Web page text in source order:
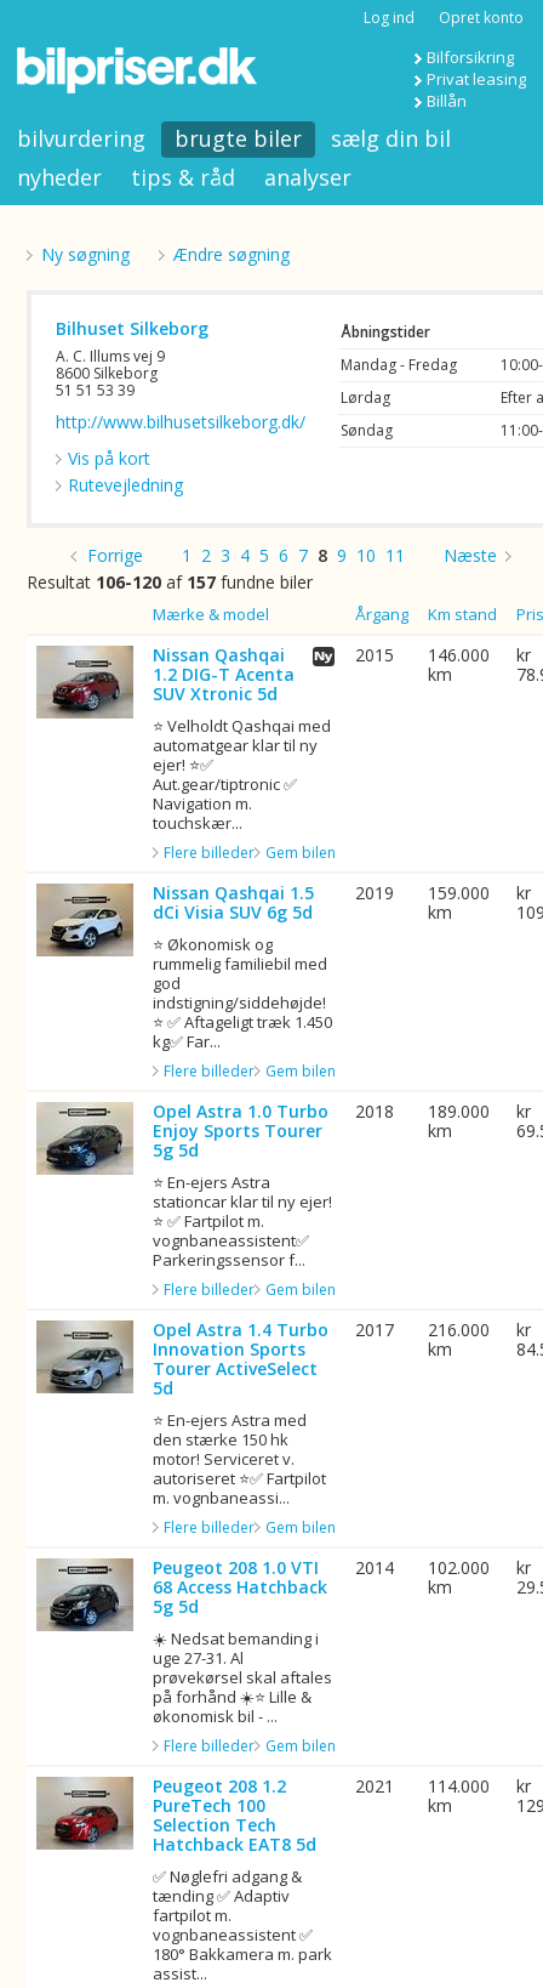
Log ind Opret konto
Bilforsikring
Privat leasing
Billån
bilvurdering brugte biler
sælg din bil
nyheder
tips & råd analyser
Ny søgning Ændre søgning
Bilhuset Silkeborg
A. C. Illums vej 9
8600 Silkeborg
51 51 53 39
http://www.bilhusetsilkeborg.dk/
Vis på kort
Rutevejledning
Åbningstider
Mandag - Fredag
Lørdag
Efter
Søndag
Forrige 1 2 3 4 5 6 7 8 9 10 11
Næste
Resultat 106-120 af 157 fundne biler
Mærke & model Årgang Km stand
Nissan Qashqai
1.2 DIG-T Acenta
SUV Xtronic 5d
⭐ Velholdt Qashqai med
automatgear klar til ny
ejer! ⭐✅
Aut.gear/tiptronic ✅
Navigation m.
touchskær...
Gem bilen
Flere billeder
2015
146.000
km
kr
Nissan Qashqai 1.5
dCi Visia SUV 6g 5d
⭐ Økonomisk og
rummelig familiebil med
god
indstigning/siddehøjde!
⭐ ✅ Aftageligt træk 1.450
kg✅ Far...
Gem bilen
Flere billeder
2019
159.000
km
kr
Opel Astra 1.0 Turbo
Enjoy Sports Tourer
5g 5d
⭐ En-ejers Astra
stationcar klar til ny ejer!
⭐ ✅ Fartpilot m.
vognbaneassistent✅
Parkeringssensor f...
Gem bilen
Flere billeder
2018
189.000
km
kr
Opel Astra 1.4 Turbo
Innovation Sports
Tourer ActiveSelect
5d
⭐ En-ejers Astra med
den stærke 150 hk
motor! Serviceret v.
autoriseret ⭐✅ Fartpilot
m. vognbaneassi...
Gem bilen
Flere billeder
2017
216.000
km
kr
Peugeot 208 1.0 VTI
68 Access Hatchback
5g 5d
☀️ Nedsat bemanding i
uge 27-31. Al
prøvekørsel skal aftales
på forhånd ☀️⭐ Lille &
økonomisk bil - ...
Gem bilen
Flere billeder
2014
102.000
km
kr
Peugeot 208 1.2
PureTech 100
Selection Tech
Hatchback EAT8 5d
✅ Nøglefri adgang &
tænding ✅ Adaptiv
fartpilot m.
vognbaneassistent ✅
180° Bakkamera m. park
assist...
2021
114.000
km
kr